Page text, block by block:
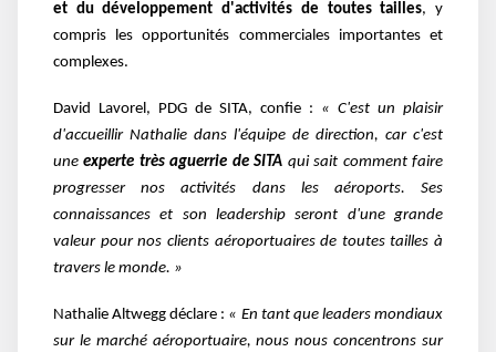
et du développement d'activités de toutes tailles, y
compris les opportunités commerciales importantes et
complexes.
David Lavorel, PDG de SITA, confie : « C'est un plaisir
d'accueillir Nathalie dans l'équipe de direction, car c'est
une experte très aguerrie de SITA qui sait comment faire
progresser nosactivités dans les aéroports. Ses
connaissances et son leadership seront d'une grande
valeur pour nos clients aéroportuaires de toutes tailles à
travers le monde. »
Nathalie Altwegg déclare : « En tant que leaders mondiaux
sur le marché aéroportuaire, nousnous concentrons sur